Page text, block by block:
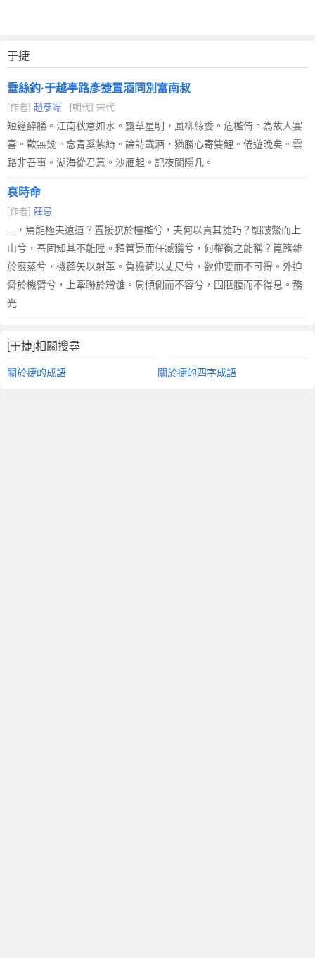
于捷
垂絲釣·于越亭路彥捷置酒同別富南叔
[作者] 趙彥端 [朝代] 宋代
短篷醉艤。江南秋意如水。露草星明，風柳絲委。危檻倚。為故人宴
喜。歡無幾。念青奚紫綺。論詩載酒，猶勝心寄雙鯉。倦遊晚矣。雲
路非吾事。湖海從君意。沙雁起。記夜闌隱几。
哀時命
[作者] 莊忌
...，焉能極夫遠道？置援狖於欞檻兮，夫何以責其捷巧？駟跛鱉而上
山兮，吾固知其不能陞。釋管晏而任臧獲兮，何權衡之能稱？箟簬雜
於黀蒸兮，機蓬矢以射革。負檐荷以丈尺兮，欲伸要而不可得。外迫
脅於機臂兮，上牽聯於矰隿。肩傾側而不容兮，固陿腹而不得息。務
光
[于捷]相關搜尋
關於捷的成語 關於捷的四字成語